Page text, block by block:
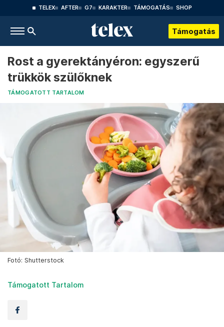
TELEX AFTER G7 KARAKTER TÁMOGATÁS SHOP
Támogatás
Rost a gyerektányéron: egyszerű
trükkök szülőknek
TÁMOGATOTT TARTALOM
Fotó: Shutterstock
Támogatott Tartalom